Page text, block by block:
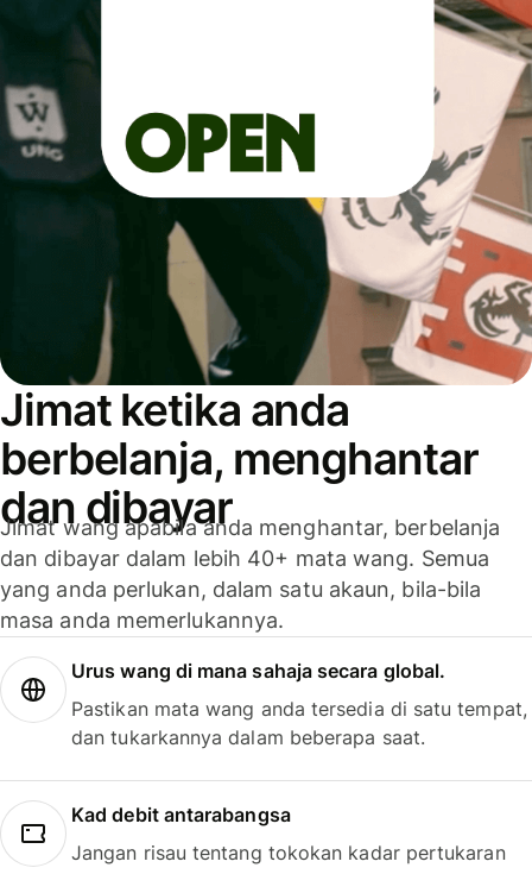
Jimat ketika anda
berbelanja, menghantar
dan dibayar
Jimat wang apabila anda menghantar, berbelanja
dan dibayar dalam lebih 40+ mata wang. Semua
yang anda perlukan, dalam satu akaun, bila-bila
masa anda memerlukannya.
Urus wang di mana sahaja secara global.
Pastikan mata wang anda tersedia di satu tempat,
dan tukarkannya dalam beberapa saat.
Kad debit antarabangsa
Jangan risau tentang tokokan kadar pertukaran